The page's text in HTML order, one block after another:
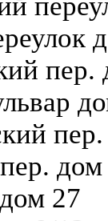
пер.
27